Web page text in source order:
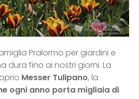
Pralormo per giardini e
dura fino ai nostri giorni. La
Messer Tulipano, la
ogni anno porta migliaia di